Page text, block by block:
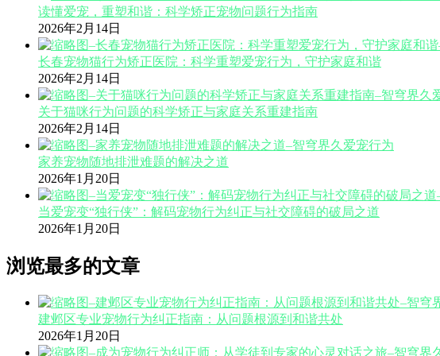
读懂爱宠，重塑和谐：科学矫正宠物问题行为指南
2026年2月14日
长春宠物猫行为矫正医院：科学重塑爱宠行为，守护家庭和谐
2026年2月14日
关于猫咪行为问题的科学矫正与家庭关系重建指南
2026年2月14日
家养宠物随地排泄难题的解决之道
2026年1月20日
当爱宠变“独行侠”：解码宠物行为纠正与社交障碍的破局之道
2026年1月20日
浏览最多的文章
建邺区专业宠物行为纠正指南：从问题根源到和谐共处
2026年1月20日